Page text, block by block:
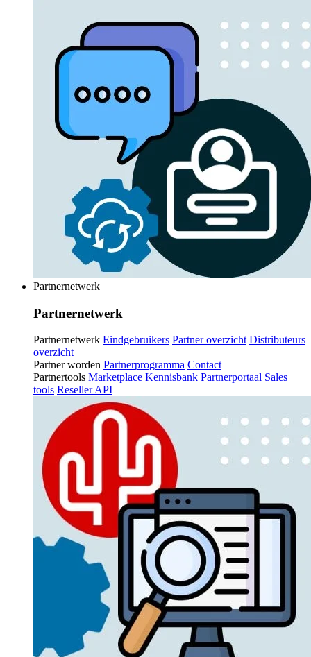
Partnernetwerk
Partnernetwerk
Partnernetwerk Eindgebruikers Partner overzicht Distributeurs
overzicht
Partner worden Partnerprogramma Contact
Partnertools Marketplace Kennisbank Partnerportaal Sales
tools Reseller API